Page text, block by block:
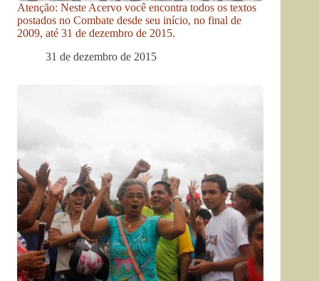
Atenção: Neste Acervo você encontra todos os textos
postados no Combate desde seu início, no final de
2009, até 31 de dezembro de 2015.
31 de dezembro de 2015